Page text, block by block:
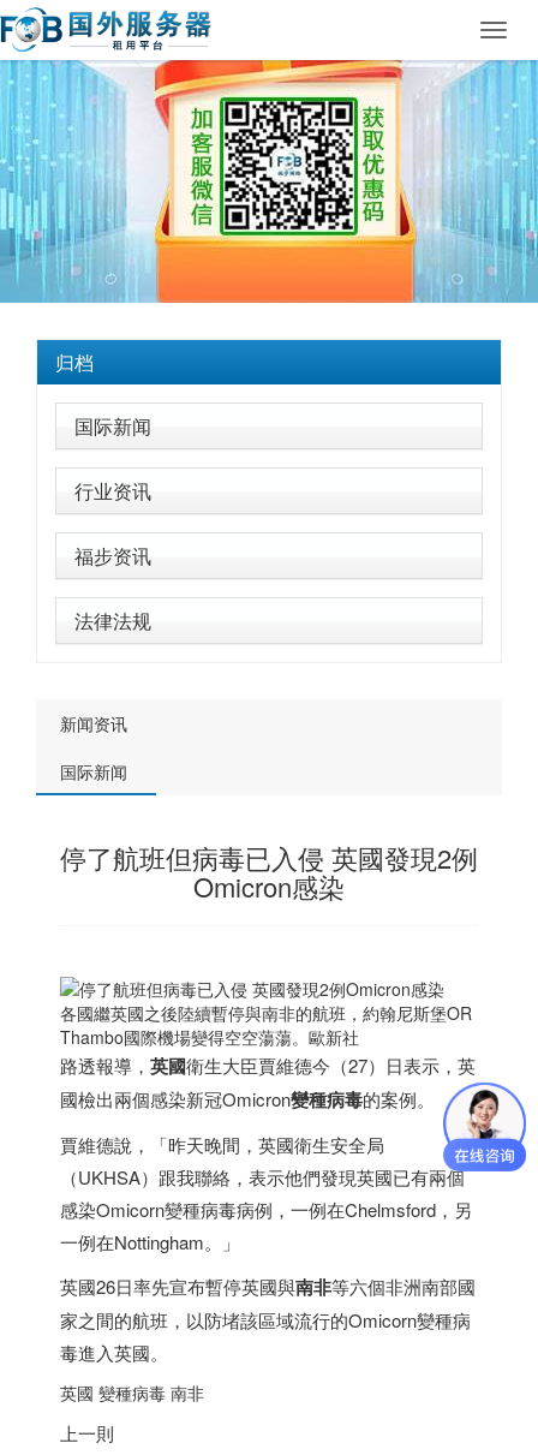
归档
国际新闻
行业资讯
福步资讯
法律法规
新闻资讯
国际新闻
停了航班但病毒已入侵 英國發現2例
Omicron感染
各國繼英國之後陸續暫停與南非的航班，約翰尼斯堡OR
Thambo國際機場變得空空蕩蕩。歐新社
路透報導， 英國衛生大臣賈維德今（27）日表示，英
國檢出兩個感染新冠Omicron變種病毒的案例。
賈維德說，「昨天晚間，英國衛生安全局
（UKHSA）跟我聯絡，表示他們發現英國已有兩個
感染Omicorn變種病毒病例，一例在Chelmsford，另
一例在Nottingham。」
英國26日率先宣布暫停英國與南非等六個非洲南部國
家之間的航班，以防堵該區域流行的Omicorn變種病
毒進入英國。
英國 變種病毒 南非
上一則